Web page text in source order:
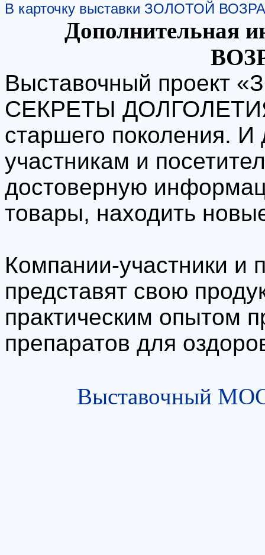
В карточку выставки ЗОЛОТОЙ
Дополнительная
Выставочный проект
СЕКРЕТЫ
старшего поколения. И
участникам и
достоверную
товары, находить
Компании-участники и
представят свою
практическим опытом
препаратов для
Выставочный